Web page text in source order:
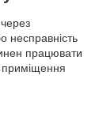
несправність
працювати
приміщення